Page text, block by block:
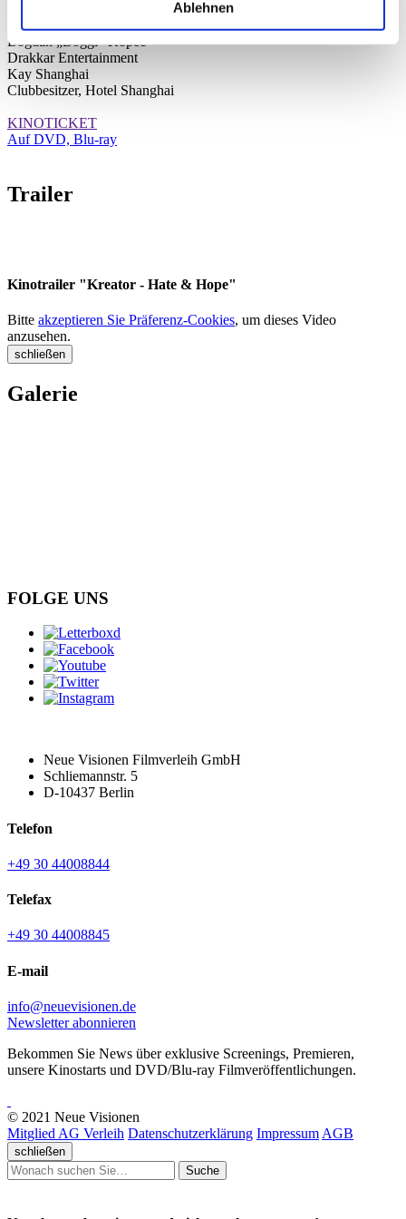
Ablehnen
Tourmanager & FOH Sound KREATOR
Bogdan „Boggi” Kopec
Drakkar Entertainment
Kay Shanghai
Clubbesitzer, Hotel Shanghai
KINOTICKET
Auf DVD, Blu-ray
Trailer
Kinotrailer "Kreator - Hate & Hope"
Bitte akzeptieren Sie Präferenz-Cookies, um dieses Video
anzusehen.
schließen
Galerie
FOLGE UNS
Neue Visionen Filmverleih GmbH
Schliemannstr. 5
D-10437 Berlin
Telefon
+49 30 44008844
Telefax
+49 30 44008845
E-mail
info@neuevisionen.de
Newsletter abonnieren
Bekommen Sie News über exklusive Screenings, Premieren,
unsere Kinostarts und DVD/Blu-ray Filmveröffentlichungen.
© 2021 Neue Visionen
Mitglied AG Verleih Datenschutzerklärung Impressum AGB
schließen
Suche